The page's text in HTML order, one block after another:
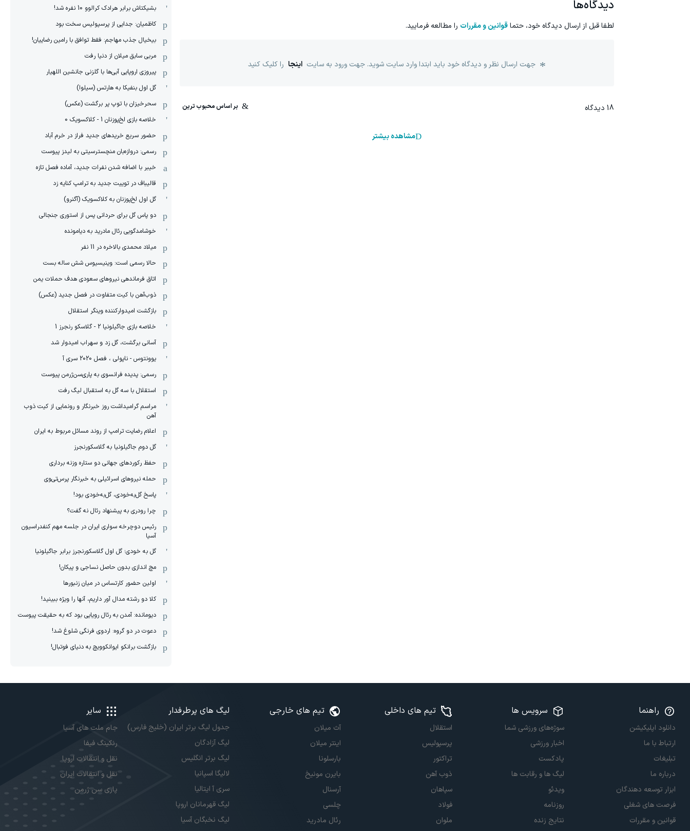
دیدگاه‌ها
لطفا قبل از ارسال دیدگاه خود، حتماقوانین و مقررات را مطالعه فرمایید.
جهت ارسال نظر و دیدگاه خود باید ابتدا وارد سایت شوید. جهت ورود به سایت اینجا را کلیک کنید
18 دیدگاه
مشاهده بیشتر
بشیکتاش برابر هرادک کرالوو 10 نفره شد!
کاظمیان: جدایی از پرسپولیس سخت بود
بیخیال جذب مهاجم: فقط توافق با رامین رضاییان!
مربی سابق میلان از دنیا رفت
پیروزی اروپایی آبی‌ها با گلزنی جانشین اللهیار
گل اول بنفیکا به هارتس (سیلوا)
سحرخیزان با توپ پر برگشت (عکس)
خلاصه بازی لخ‌پوزنان 1 - کلاکسویک 0
حضور سریع خریدهای جدید فراز در خرم آباد
رسمی: دروازه‌بان منچسترسیتی به لیدز پیوست
خیبر با اضافه شدن نفرات جدید، آماده فصل تازه
قالیباف در توییت جدید به ترامپ کنایه زد
گل اول لخ‌پوزنان به کلاکسویک (آگنرو)
دو پاس گل برای حردانی پس از استوری جنجالی
خوشامدگویی رئال مادرید به دیامونده
میلاد محمدی بالاخره در 11 نفر
حالا رسمی است: وینیسیوس شش ساله بست
اتاق فرماندهی نیروهای سعودی هدف حملات یمن
ذوب‌آهن با کیت متفاوت در فصل جدید (عکس)
بازگشت امیدوارکننده وینگر استقلال
خلاصه بازی جاگیلونیا 2 - گلاسکو رنجرز 1
آسانی برگشت، گل زد و سهراب امیدوار شد
یوونتوس - ناپولی ، فصل 2020 سری آ
رسمی: پدیده فرانسوی به پاری‌سن‌ژرمن پیوست
استقلال با سه گل به استقبال لیگ رفت
مراسم گرامیداشت روز خبرنگار و رونمایی از کیت ذوب
آهن
اعلام رضایت ترامپ از روند مسائل مربوط به ایران
گل دوم جاگیلونیا به گلاسکورنجرز
حفظ رکوردهای جهانی دو ستاره وزنه برداری
حمله نیروهای اسرائیلی به خبرنگار پرس‌تی‌وی
پاسخ گل‌به‌خودی، گل‌به‌خودی بود!
چرا رودری به پیشنهاد رئال نه گفت؟
رئیس دوچرخه سواری ایران در جلسه مهم کنفدراسیون
آسیا
گل به خودی؛ گل اول گلاسکورنجرز برابر جاگیلونیا
مچ اندازی بدون حاصل نساجی و پیکان!
اولین حضور کارتساس در میان زنبورها
کلا دو‌ رشته مدال آور داریم، آنها را ویژه ببینید!
دیومانده: آمدن به رئال رویایی بود که به حقیقت پیوست
دعوت در دو گروه: اردوی فرنگی شلوغ شد!
بازگشت برانکو ایوانکوویچ به دنیای فوتبال!
راهنما
دانلود اپلیکیشن
ارتباط با ما
تبلیغات
درباره ما
ابزار توسعه دهندگان
فرصت های شغلی
قوانین و مقررات
سرویس ها
سوژه‌های ورزشی شما
اخبار ورزشی
پادکست
لیگ ها و رقابت ها
ویدئو
روزنامه
نتایج زنده
تیم های داخلی
استقلال
پرسپولیس
تراکتور
ذوب آهن
سپاهان
فولاد
ملوان
تیم های خارجی
آث میلان
اینتر میلان
بارسلونا
بایرن مونیخ
آرسنال
چلسی
رئال مادرید
لیگ های پرطرفدار
جدول لیگ برتر ایران (خلیج فارس)
لیگ آزادگان
لیگ برتر انگلیس
لالیگا اسپانیا
سری آ ایتالیا
لیگ قهرمانان اروپا
لیگ نخبگان آسیا
سایر
جام ملت های آسیا
رنکینگ فیفا
نقل و انتقالات اروپا
نقل و انتقالات ایران
پاری سن ژرمن